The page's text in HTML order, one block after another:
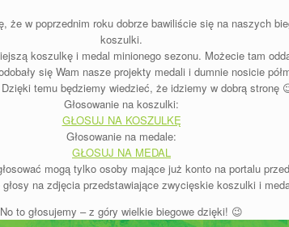
w poprzednim roku dobrze bawiliście się na naszych
koszulki.
koszulkę i medal minionego sezonu. Możecie tam
się Wam nasze projekty medali i dumnie nosicie
temu będziemy wiedzieć, że idziemy w dobrą stronę
Głosowanie na koszulki:
GŁOSUJ NA KOSZULKĘ
Głosowanie na medale:
GŁOSUJ NA MEDAL
mogą tylko osoby mające już konto na portalu
na zdjęcia przedstawiające zwycięskie koszulki i
No to głosujemy – z góry wielkie biegowe dzięki! 😉